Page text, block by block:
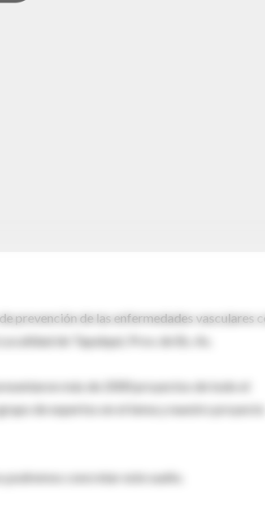
prevención de las enfermedades vasculares
de Tapalqué, Prov. de Bs. As.
más de 2000 proyectos de todo el
de expertos en el tema y nuestro proyecto
podremos concretar este sueño.